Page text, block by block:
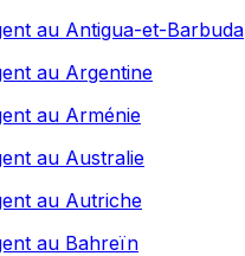
au Antigua-et-Barbuda
au Argentine
au Arménie
au Australie
au Autriche
au Bahreïn